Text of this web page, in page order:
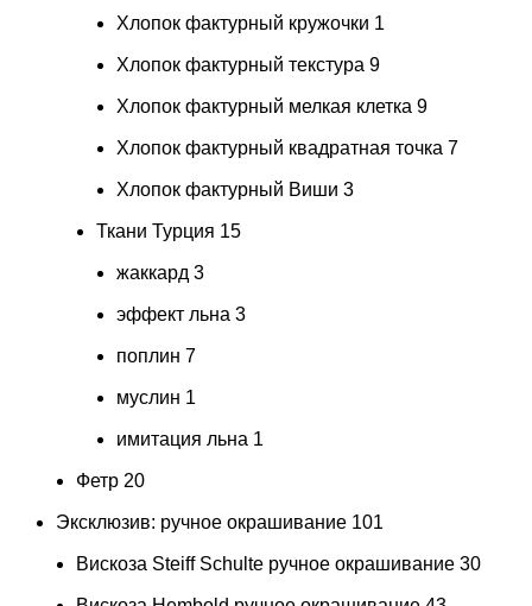
Хлопок фактурный кружочки 1
Хлопок фактурный текстура 9
Хлопок фактурный мелкая клетка 9
Хлопок фактурный квадратная точка 7
Хлопок фактурный Виши 3
Ткани Турция 15
жаккард 3
эффект льна 3
поплин 7
муслин 1
имитация льна 1
Фетр 20
Эксклюзив: ручное окрашивание 101
Вискоза Steiff Schulte ручное окрашивание 30